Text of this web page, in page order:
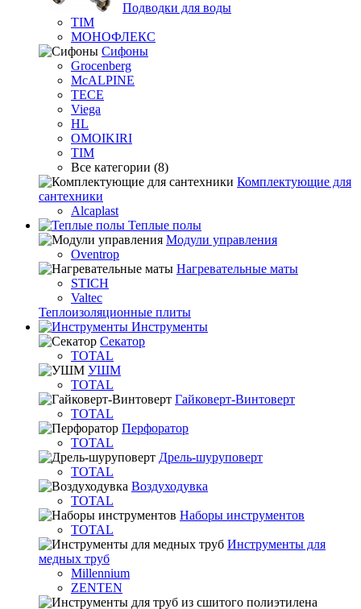
Подводки для воды
TIM
МОНОФЛЕКС
Сифоны
Grocenberg
McALPINE
TECE
Viega
HL
OMOIKIRI
TIM
Все категории (8)
Комплектующие для
сантехники
Alcaplast
Теплые полы
Модули управления
Oventrop
Нагревательные маты
STICH
Valtec
Теплоизоляционные плиты
Инструменты
Секатор
TOTAL
УШМ
TOTAL
Гайковерт-Винтоверт
TOTAL
Перфоратор
TOTAL
Дрель-шуруповерт
TOTAL
Воздуходувка
TOTAL
Наборы инструментов
TOTAL
Инструменты для
медных труб
Millennium
ZENTEN